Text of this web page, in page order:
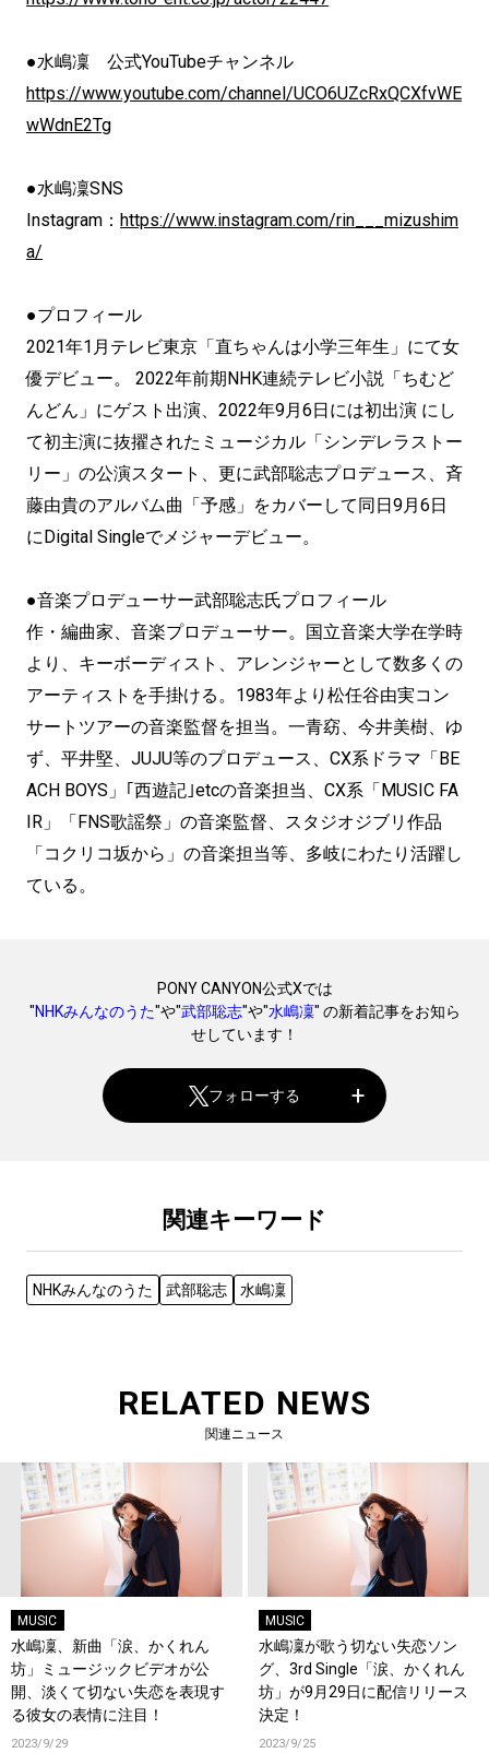
●水嶋凜 公式YouTubeチャンネル
https://www.youtube.com/channel/UCO6UZcRxQCXfvWE
wWdnE2Tg
●水嶋凜SNS
Instagram： https://www.instagram.com/rin___mizushim
a/
●プロフィール
2021年1月テレビ東京「直ちゃんは小学三年生」にて女
優デビュー。 2022年前期NHK連続テレビ小説「ちむど
んどん」にゲスト出演、2022年9月6日には初出演 にし
て初主演に抜擢されたミュージカル「シンデレラストー
リー」の公演スタート、更に武部聡志プロデュース、斉
藤由貴のアルバム曲「予感」をカバーして同日9月6日
にDigital Singleでメジャーデビュー。
●音楽プロデューサー武部聡志氏プロフィール
作・編曲家、音楽プロデューサー。国立音楽大学在学時
より、キーボーディスト、アレンジャーとして数多くの
アーティストを手掛ける。1983年より松任谷由実コン
サートツアーの音楽監督を担当。一青窈、今井美樹、ゆ
ず、平井堅、JUJU等のプロデュース、CX系ドラマ「BE
ACH BOYS」｢西遊記｣etcの音楽担当、CX系「MUSIC FA
IR」「FNS歌謡祭」の音楽監督、スタジオジブリ作品
「コクリコ坂から」の音楽担当等、多岐にわたり活躍し
ている。
PONY CANYON公式Xでは
"NHKみんなのうた"や"武部聡志"や"水嶋凜" の新着記事をお知ら
せしています！
フォローする
関連キーワード
NHKみんなのうた 武部聡志 水嶋凜
RELATED NEWS
関連ニュース
MUSIC
水嶋凜、新曲「涙、かくれん
坊」ミュージックビデオが公
開、淡くて切ない失恋を表現す
る彼女の表情に注目！
2023/9/29
MUSIC
水嶋凜が歌う切ない失恋ソン
グ、3rd Single「涙、かくれん
坊」が9月29日に配信リリース
決定！
2023/9/25